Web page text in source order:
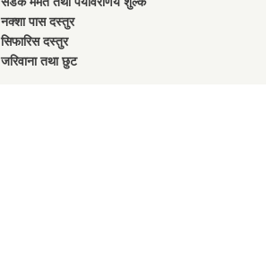
नक्शा पास दस्तुर
सिफारिस दस्तुर
जरिवाना तथा छुट